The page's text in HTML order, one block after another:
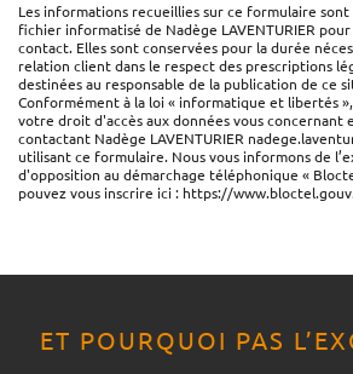
Les informations recueillies sur ce formulaire
fichier informatisé de Nadège LAVENTURIER
contact. Elles sont conservées pour la durée
relation client dans le respect des prescriptions
destinées au responsable de la publication de ce
Conformément à la loi « informatique et libertés
votre droit d'accès aux données vous
contactant Nadège LAVENTURIER
utilisant ce formulaire. Nous vous informons de
d'opposition au démarchage téléphonique «
pouvez vous inscrire ici : https://
ET POURQUOI PAS